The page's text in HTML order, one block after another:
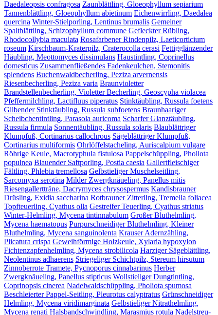
Daedaleopsis confragosa Zaunblättling, Gloeophyllum sepiarium
Tannenblättling, Gloeophyllum abietinum Eichenwirrling, Daedalea
quercina Winter-Stielporling, Lentinus brumalis Gemeiner
Spaltblättling, Schizophyllum commune Gefleckter Rübling,
Rhodocollybia maculata Rosafarbener Rindenpilz, Laeticorticium
roseum Kirschbaum-Kraterpilz, Craterocolla cerasi Fettigglänzender
Häubling, Meottomyces dissimulans Haustintling, Coprinellus
domesticus Zusammenfließendes Fadenkeulchen, Stemonitis
splendens Buchenwaldbecherling, Peziza arvernensis
Riesenbecherling, Peziza varia Braunvioletter
Brandstellenbecherling, Violetter Becherling, Geoscypha violacea
Pfeffermilchling, Lactifluus piperatus Stinktäubling, Russula foetens
Gilbender Stinktäubling, Russula subfoetens Braunhaariger
Scheibchentintling, Parasola auricoma Scharfer Glanztäubling,
Russula firmula Sonnentäubling, Russula solaris Blaublättriger
Klumpfuß, Cortinarius callochrous Sägeblättriger Klumpfuß,
Cortinarius multiformis Ohrlöffelstacheling, Auriscalpium vulgare
Röhrige Keule, Macrotyphula fistulosa Pappelschüppling, Pholiota
populnea Blauender Saftporling, Postia caesia Gallertfleischiger
Fältling, Phlebia tremellosa Gelbstieliger Muschelseitling,
Sarcomyxa serotina Milder Zwergknäueling, Panellus mitis
Riesengallertträne, Dacrymyces chrysospermus Kandisbrauner
Drüsling, Exidia saccharina Rotbrauner Zitterling, Tremella foliacea
Topfteuerling, Cyathus olla Gestreifer Teuerling, Cyathus striatus
Winter-Helmling, Mycena tintinnabulum Großer Bluthelmling,
Mycena haematopus Purpurschneidiger Bluthelmling, Kleiner
Bluthelmling, Mycena sanguinolenta Krauser Adernzähling,
Plicatura crispa Geweihförmige Holzkeule, Xylaria hypoxylon
Fichtenzapfenhelmling, Mycena strobilicola Harziger Sägeblättling,
Neolentinus adhaerens Striegeliger Schichtpilz, Stereum hirsutum
Zinnoberrote Tramete, Pycnoporus cinnabarinus Herber
Zwergknäueling, Panellus stipticus Wollstieliger Dungtintling,
Coprinopsis cinerea Nadelwaldschüppling, Pholiota spumosa
Beschleierter Pappel-Seitling, Pleurotus calyptratus Grünschneidiger
Helmling, Mycena viridimarginata Gelbstieliger Nitrathelmling,
Mycena renati Halsbandschwindling, Marasmius rotula Nadelstreu-